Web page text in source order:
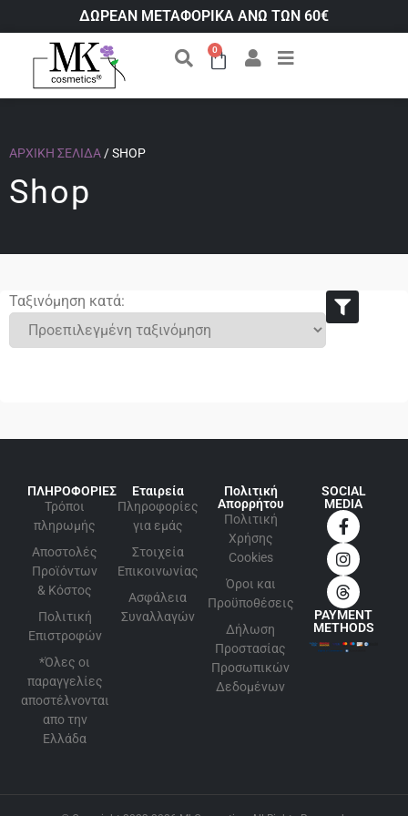
ΔΩΡΕΑΝ ΜΕΤΑΦΟΡΙΚΑ ΑΝΩ ΤΩΝ 60€
0
ΑΡΧΙΚΉ ΣΕΛΊΔΑ / SHOP
Shop
Ταξινόμηση κατά:
ΠΛΗΡΟΦΟΡΙΕΣ
Τρόποι
πληρωμής
Αποστολές
Προϊόντων
& Κόστος
Πολιτική
Επιστροφών
*Όλες οι
παραγγελίες
αποστέλνονται
απο την
Ελλάδα
Εταιρεία
Πληροφορίες
για εμάς
Στοιχεία
Επικοινωνίας
Ασφάλεια
Συναλλαγών
Πολιτική
Απορρήτου
Πολιτική
Xρήσης
Cookies
Όροι και
Προϋποθέσεις
Δήλωση
Προστασίας
Προσωπικών
Δεδομένων
SOCIAL
MEDIA
PAYMENT
METHODS